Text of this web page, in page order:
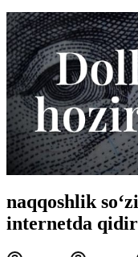
naqqoshlik
internetda